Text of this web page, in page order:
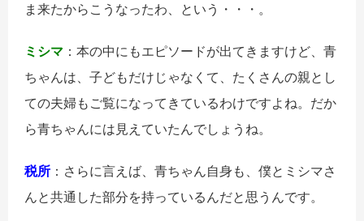
ま来たからこうなったわ、という・・・。
ミシマ ：本の中にもエピソードが出てきますけど、青
ちゃんは、子どもだけじゃなくて、たくさんの親とし
ての夫婦もご覧になってきているわけですよね。だか
ら青ちゃんには見えていたんでしょうね。
税所 ：さらに言えば、青ちゃん自身も、僕とミシマさ
んと共通した部分を持っているんだと思うんです。